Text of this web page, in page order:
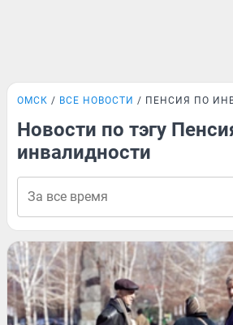
ОМСК ВСЕ НОВОСТИ ПЕНСИЯ ПО
Новости по тэгу
инвалидности